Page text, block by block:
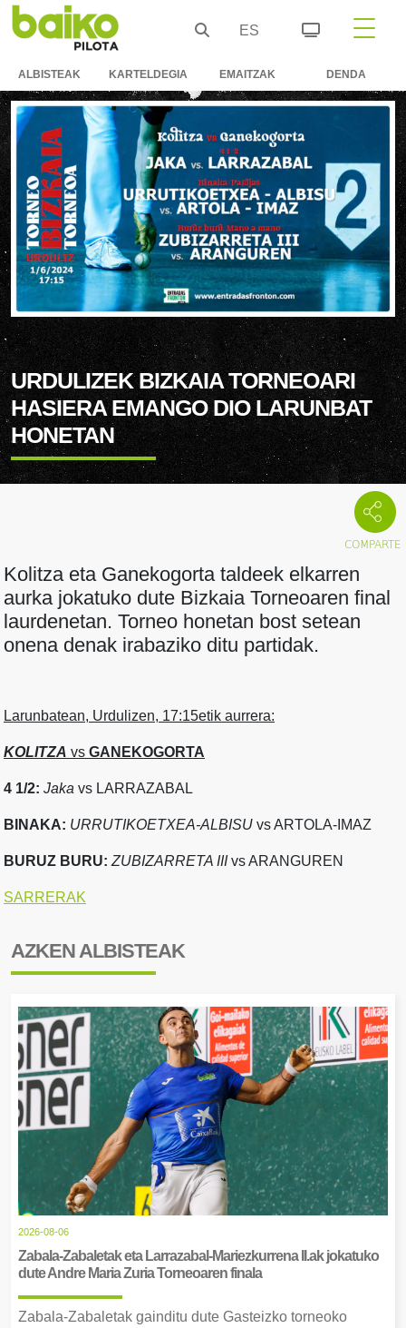
ES
ALBISTEAK KARTELDEGIA EMAITZAK DENDA
URDULIZEK BIZKAIA TORNEOARI
HASIERA EMANGO DIO LARUNBAT
HONETAN
Kolitza eta Ganekogorta taldeek elkarren
aurka jokatuko dute Bizkaia Torneoaren final
laurdenetan. Torneo honetan bost setean
onena denak irabaziko ditu partidak.
Larunbatean, Urdulizen, 17:15etik aurrera:
KOLITZA vs GANEKOGORTA
4 1/2: Jaka vs LARRAZABAL
BINAKA: URRUTIKOETXEA-ALBISU vs ARTOLA-IMAZ
BURUZ BURU: ZUBIZARRETA IIIvs ARANGUREN
SARRERAK
AZKEN ALBISTEAK
2026-08-06
Zabala-Zabaletak eta Larrazabal-Mariezkurrena II.ak jokatuko
dute Andre Maria Zuria Torneoaren finala
Zabala-Zabaletak gainditu dute Gasteizko torneoko